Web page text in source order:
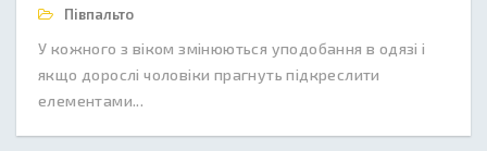
Півпальто
У кожного з віком змінюються уподобання в одязі і
якщо дорослі чоловіки прагнуть підкреслити
елементами...